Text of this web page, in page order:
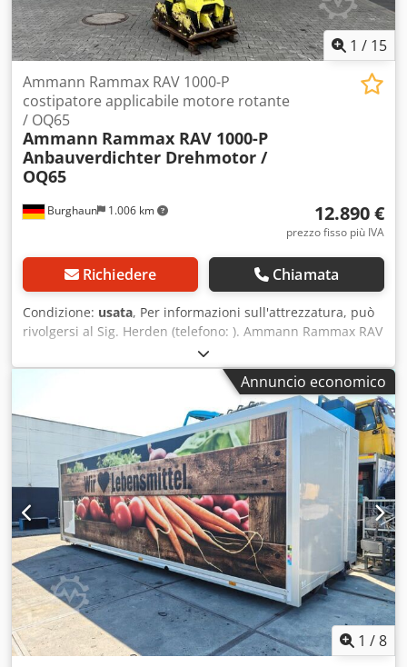
1 / 15
Burghaun 1.006 km
Ammann Rammax RAV 1000-P
costipatore applicabile motore rotante
/ OQ65
Ammann Rammax RAV 1000-P
Anbauverdichter Drehmotor /
OQ65
12.890 €
prezzo fisso più IVA
Richiedere Chiamata
Condizione: usata, Per informazioni sull'attrezzatura, può
rivolgersi al Sig. Herden (telefono: ). Ammann Rammax RAV
1000-P, compattatore da montare / include OilQuick OQ65
/ include motore idraulico / 18 – 40 ton / anno di
costruzione circa 2007 – purtroppo la targa identificativa
non è più presente / disponibile in magazzino e
immediatamente disponibile Prezzo: 12.890,00 € netto /
15.339,10 € lordo - Lunghezza totale (mm): 1.226 -
Larghezza totale (mm): 880 - Quantità di olio necessaria
per la vibrazione (l/min): 130 - Peso operativo (kg): 1.365 -
Frequenza (Hz): 30 - Forza di compattazione (kN): 110 -
Dimensione consigliata del veicolo portante (ton): 18 - 40
Dotazioni: - Include attacco OilQuick OQ65 - Include
motore idraulico Nel nostro magazzino, abbiamo una vasta
gamma di diverse attrezzature, disponibili
immediatamente! Il Sig. Herden (telefono: ) sarà lieto di
assisterla. Su richiesta, saremo lieti di fornirle un'offerta di
finanziamento. Siamo partner ufficiali per la vendita e
l'assistenza dei sollevatori telescopici Magni. Siamo
Annuncio economico
1 /8